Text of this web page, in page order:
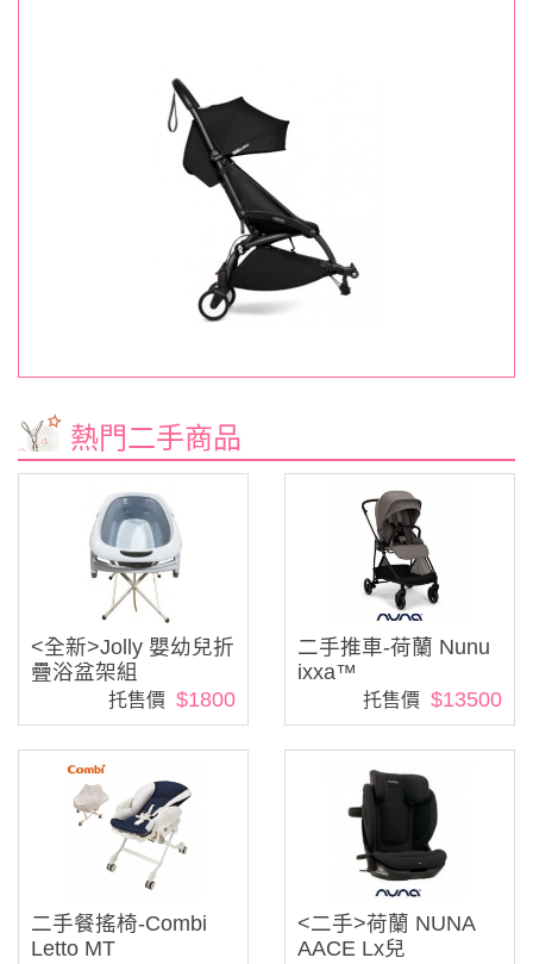
熱門二手商品
<全新>Jolly 嬰幼兒折
疊浴盆架組
托售價 $1800
二手推車-荷蘭 Nunu
ixxa™
托售價 $13500
二手餐搖椅-Combi
Letto MT
<二手>荷蘭 NUNA
AACE Lx兒